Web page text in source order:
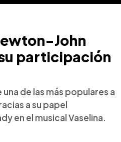
John
participación
de las más populares a
a su papel
en el musical Vaselina.